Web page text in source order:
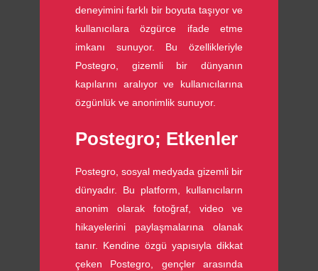
deneyimini farklı bir boyuta taşıyor ve
kullanıcılara özgürce ifade etme
imkanı sunuyor. Bu özellikleriyle
Postegro, gizemli bir dünyanın
kapılarını aralıyor ve kullanıcılarına
özgünlük ve anonimlik sunuyor.
Postegro; Etkenler
Postegro, sosyal medyada gizemli bir
dünyadır. Bu platform, kullanıcıların
anonim olarak fotoğraf, video ve
hikayelerini paylaşmalarına olanak
tanır. Kendine özgü yapısıyla dikkat
çeken Postegro, gençler arasında